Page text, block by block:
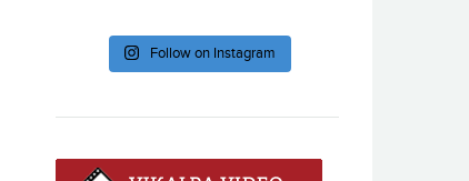
Follow on Instagram